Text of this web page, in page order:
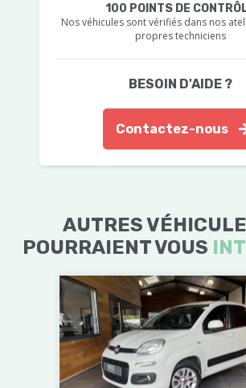
100 POINTS DE
Nos véhicules sont vérifiés dans nos
propres techniciens
BESOIN D'AIDE ?
Contactez-nous
AUTRES
POURRAIENT VOUS